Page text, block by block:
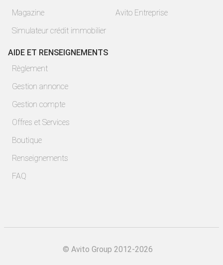
Magazine
Simulateur crédit immobilier
Avito Entreprise
AIDE ET RENSEIGNEMENTS
Règlement
Gestion annonce
Gestion compte
Offres et Services
Boutique
Renseignements
FAQ
© Avito Group 2012-2026